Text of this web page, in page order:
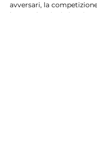
avversari, la
la squadra vincitrice